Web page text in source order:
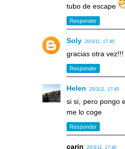
tubo de escape
Responder
Soly 20/3/11, 17:45
gracias otra vez!!!
Responder
Helen 20/3/11, 17:45
si si, pero pongo
me lo coge
Responder
carin 20/3/11, 17:46